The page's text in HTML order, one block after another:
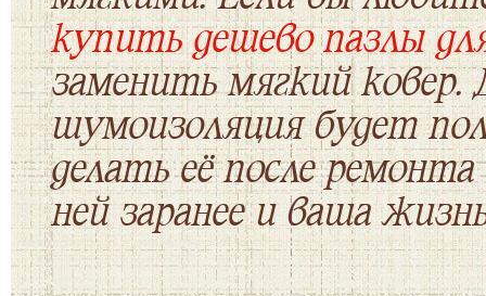
купить дешево пазлы
заменить мягкий
шумоизоляция будет
делать её после
ней заранее и ваша